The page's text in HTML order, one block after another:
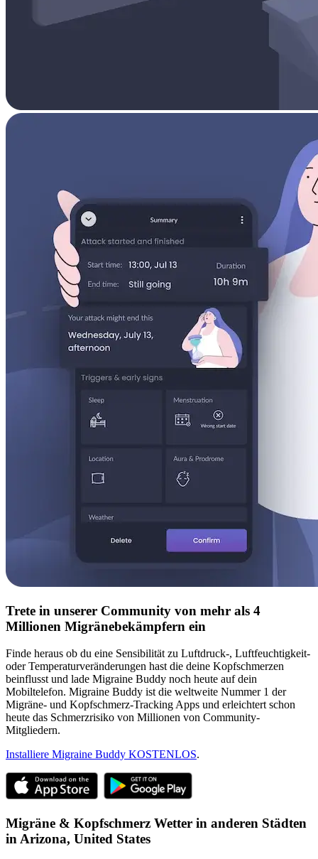
Trete in unserer Community von mehr als 4
Millionen Migränebekämpfern ein
Finde heraus ob du eine Sensibilität zu Luftdruck-, Luftfeuchtigkeit-
oder Temperaturveränderungen hast die deine Kopfschmerzen
beinflusst und lade Migraine Buddy noch heute auf dein
Mobiltelefon. Migraine Buddy ist die weltweite Nummer 1 der
Migräne- und Kopfschmerz-Tracking Apps und erleichtert schon
heute das Schmerzrisiko von Millionen von Community-
Mitgliedern.
Installiere Migraine Buddy KOSTENLOS.
Migräne & Kopfschmerz Wetter in anderen Städten
in Arizona, United States